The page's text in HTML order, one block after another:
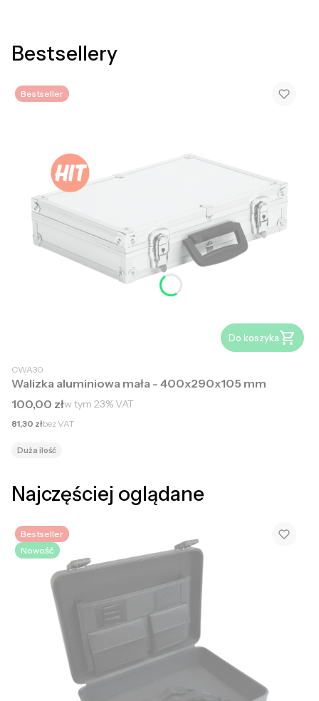
Bestsellery
Bestseller
Do koszyka
CWA30
Walizka aluminiowa mała - 400x290x105 mm
Cena brutto
100,00 złw tym 23%VAT
Cena netto
81,30 złbez VAT
Duża ilość
Najczęściej oglądane
Bestseller
Nowość